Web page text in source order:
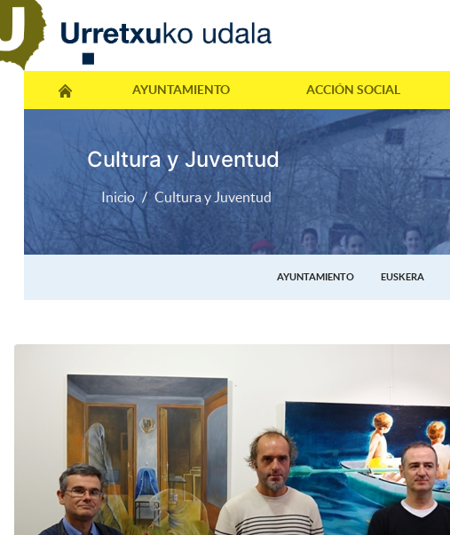
AYUNTAMIENTO ACCIÓN SOCIAL
Cultura y Juventud
Inicio Cultura y Juventud
AYUNTAMIENTO EUSKERA